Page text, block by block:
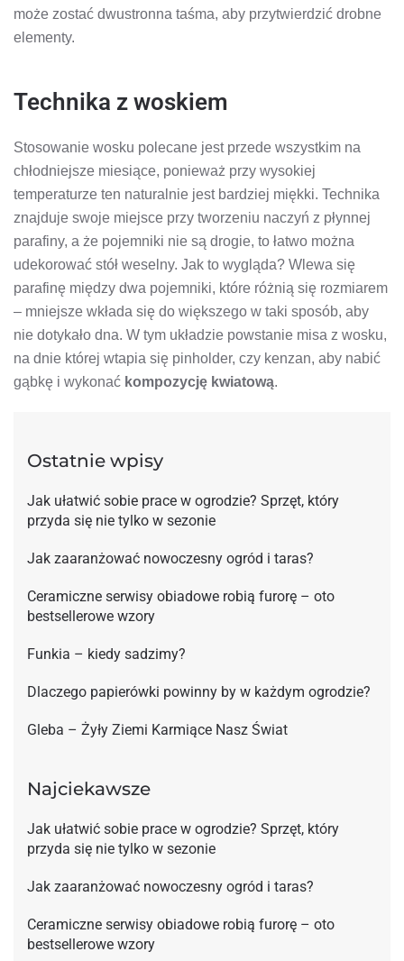
może zostać dwustronna taśma, aby przytwierdzić drobne
elementy.
Technika z woskiem
Stosowanie wosku polecane jest przede wszystkim na
chłodniejsze miesiące, ponieważ przy wysokiej
temperaturze ten naturalnie jest bardziej miękki. Technika
znajduje swoje miejsce przy tworzeniu naczyń z płynnej
parafiny, a że pojemniki nie są drogie, to łatwo można
udekorować stół weselny. Jak to wygląda? Wlewa się
parafinę między dwa pojemniki, które różnią się rozmiarem
– mniejsze wkłada się do większego w taki sposób, aby
nie dotykało dna. W tym układzie powstanie misa z wosku,
na dnie której wtapia się pinholder, czy kenzan, aby nabić
gąbkę i wykonać kompozycję kwiatową.
Ostatnie wpisy
Jak ułatwić sobie prace w ogrodzie? Sprzęt, który
przyda się nie tylko w sezonie
Jak zaaranżować nowoczesny ogród i taras?
Ceramiczne serwisy obiadowe robią furorę – oto
bestsellerowe wzory
Funkia – kiedy sadzimy?
Dlaczego papierówki powinny by w każdym ogrodzie?
Gleba – Żyły Ziemi Karmiące Nasz Świat
Najciekawsze
Jak ułatwić sobie prace w ogrodzie? Sprzęt, który
przyda się nie tylko w sezonie
Jak zaaranżować nowoczesny ogród i taras?
Ceramiczne serwisy obiadowe robią furorę – oto
bestsellerowe wzory